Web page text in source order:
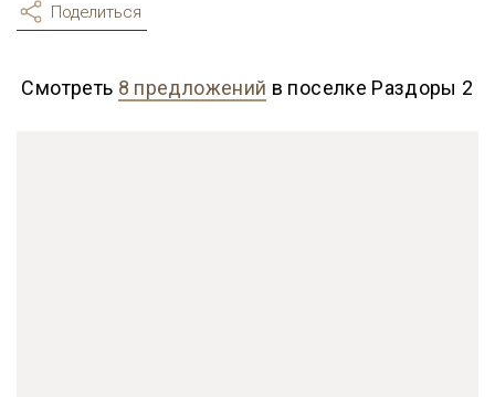
Поделиться
Смотреть 8 предложений в поселке Раздоры 2